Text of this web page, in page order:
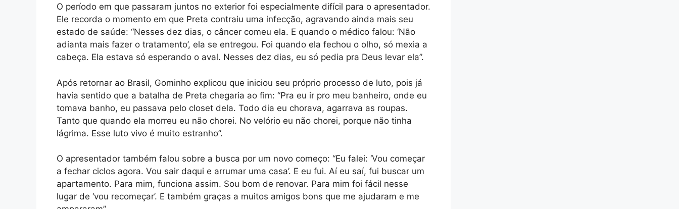
O período em que passaram juntos no exterior foi especialmente difícil para o apresentador.
Ele recorda o momento em que Preta contraiu uma infecção, agravando ainda mais seu
estado de saúde: “Nesses dez dias, o câncer comeu ela. E quando o médico falou: ‘Não
adianta mais fazer o tratamento’, ela se entregou. Foi quando ela fechou o olho, só mexia a
cabeça. Ela estava só esperando o aval. Nesses dez dias, eu só pedia pra Deus levar ela”.
Após retornar ao Brasil, Gominho explicou que iniciou seu próprio processo de luto, pois já
havia sentido que a batalha de Preta chegaria ao fim: “Pra eu ir pro meu banheiro, onde eu
tomava banho, eu passava pelo closet dela. Todo dia eu chorava, agarrava as roupas.
Tanto que quando ela morreu eu não chorei. No velório eu não chorei, porque não tinha
lágrima. Esse luto vivo é muito estranho”.
O apresentador também falou sobre a busca por um novo começo: “Eu falei: ‘Vou começar
a fechar ciclos agora. Vou sair daqui e arrumar uma casa’. E eu fui. Aí eu saí, fui buscar um
apartamento. Para mim, funciona assim. Sou bom de renovar. Para mim foi fácil nesse
lugar de ‘vou recomeçar’. E também graças a muitos amigos bons que me ajudaram e me